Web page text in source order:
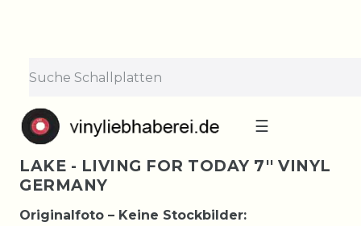
☰
LAKE - LIVING FOR TODAY 7'' VINYL
GERMANY
Originalfoto – Keine Stockbilder: